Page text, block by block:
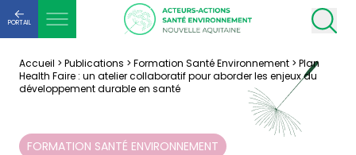
PORTAIL
Accueil > Publications > Formation Santé Environnement > Plan
Health Faire : un atelier collaboratif pour aborder les enjeux du
développement durable en santé
FORMATION SANTÉ ENVIRONNEMENT